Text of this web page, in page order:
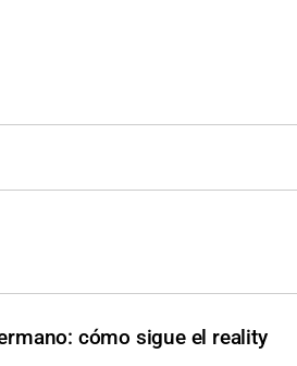
cómo sigue el reality